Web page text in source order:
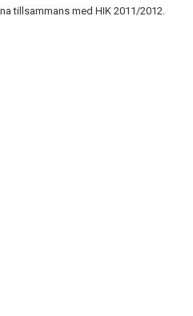
tillsammans med HIK 2011/2012.